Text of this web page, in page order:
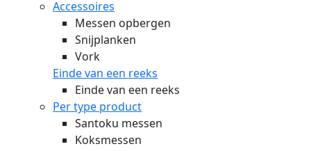
Accessoires
Messen opbergen
Snijplanken
Vork
Einde van een reeks
Einde van een reeks
Per type product
Santoku messen
Koksmessen